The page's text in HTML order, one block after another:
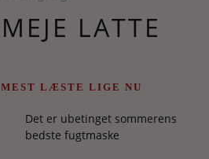
LATTE
MEST LÆSTE LIGE NU
Det er ubetinget sommerens
bedste fugtmaske